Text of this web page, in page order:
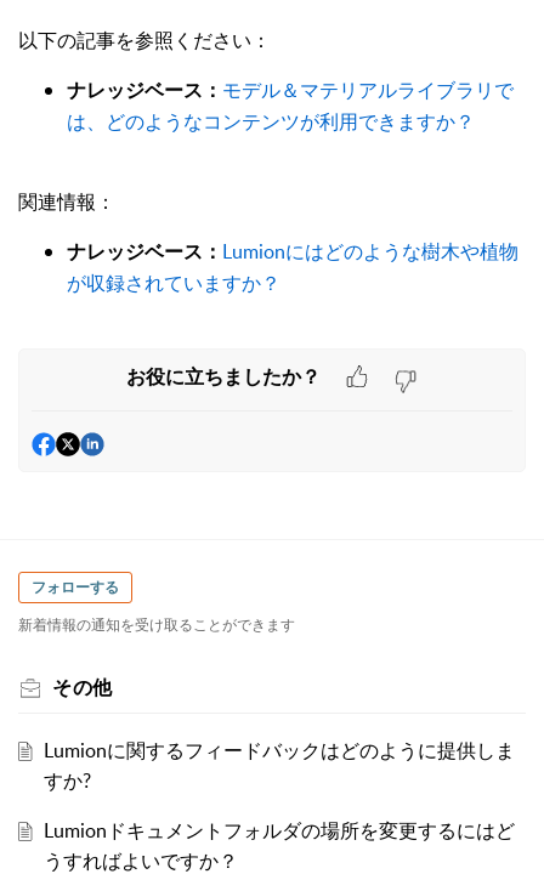
以下の記事を参照ください：
ナレッジベース： モデル＆マテリアルライブラリで
は、どのようなコンテンツが利用できますか？
関連情報：
ナレッジベース： Lumionにはどのような樹木や植物
が収録されていますか？
お役に立ちましたか？
フォローする
新着情報の通知を受け取ることができます
その他
Lumionに関するフィードバックはどのように提供しま
すか?
Lumionドキュメントフォルダの場所を変更するにはど
うすればよいですか？